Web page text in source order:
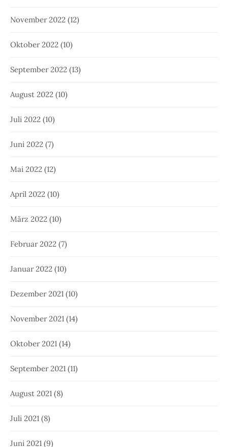
November 2022 (12)
Oktober 2022 (10)
September 2022 (13)
August 2022 (10)
Juli 2022 (10)
Juni 2022 (7)
Mai 2022 (12)
April 2022 (10)
März 2022 (10)
Februar 2022 (7)
Januar 2022 (10)
Dezember 2021 (10)
November 2021 (14)
Oktober 2021 (14)
September 2021 (11)
August 2021 (8)
Juli 2021 (8)
Juni 2021 (9)